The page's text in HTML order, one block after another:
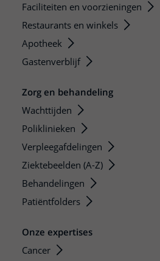
Faciliteiten en voorzieningen
Restaurants en winkels
Apotheek
Gastenverblijf
Zorg en behandeling
Wachttijden
Poliklinieken
Verpleegafdelingen
Ziektebeelden (A-Z)
Behandelingen
Patiëntfolders
Onze expertises
Cancer